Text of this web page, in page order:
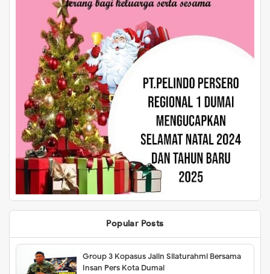
Popular Posts
Group 3 Kopasus Jalin Silaturahmi Bersama
Insan Pers Kota Dumai